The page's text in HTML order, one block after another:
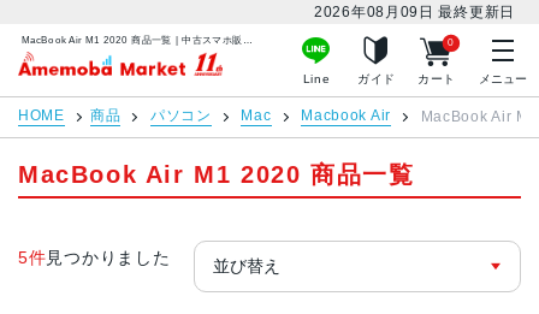
2026年08月09日 最終更新日
アメモバマーケット
Line ガイド カート
0
メニュー
HOME 商品 パソコン Mac Macbook Air MacBook Air
MacBook Air M1 2020 商品一覧
5件見つかりました